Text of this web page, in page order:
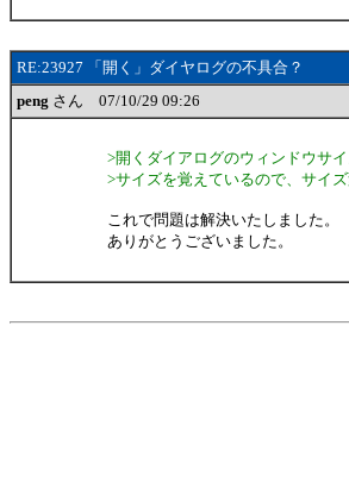
RE:23927 「開く」ダイヤログの不具合？
peng さん 07/10/29 09:26
>開くダイアログのウィンドウサ
>サイズを覚えているので、サイ
これで問題は解決いたしました。
ありがとうございました。